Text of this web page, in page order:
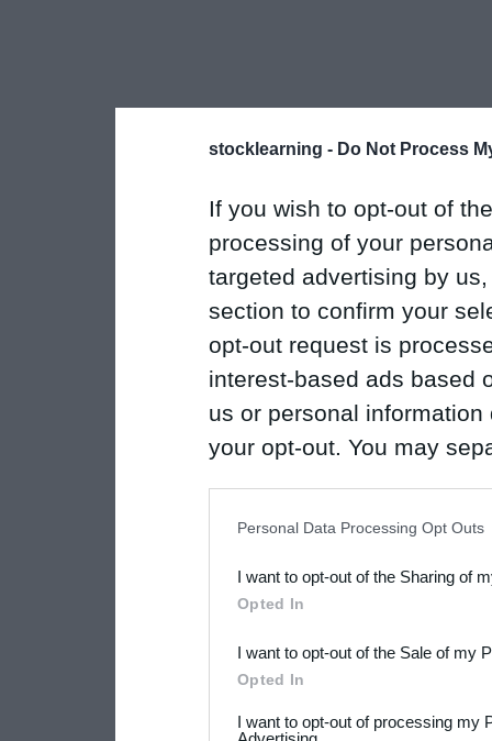
stocklearning - Do Not Process
If you wish to opt-out of
processing of your
targeted advertising by
section to confirm your
opt-out request is
interest-based ads based
us or personal
your opt-out. You may
Downstream Participants
third parties.
Please note that this
Personal Data Processing Opt Outs
I want to opt-out of the Sharing of
Opted In
I want to opt-out of the Sale of my
Opted In
I want to opt-out of processing my